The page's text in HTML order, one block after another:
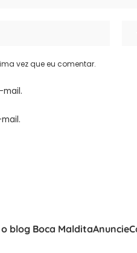
vez que eu comentar.
blog Boca MalditaAnuncie